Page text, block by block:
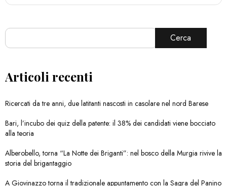
Cerca
Articoli recenti
Ricercati da tre anni, due latitanti nascosti in casolare nel nord Barese
Bari, l’incubo dei quiz della patente: il 38% dei candidati viene bocciato
alla teoria
Alberobello, torna “La Notte dei Briganti”: nel bosco della Murgia rivive la
storia del brigantaggio
A Giovinazzo torna il tradizionale appuntamento con la Sagra del Panino